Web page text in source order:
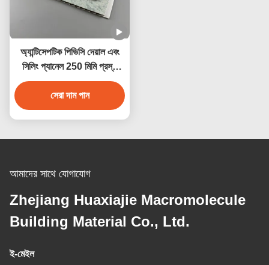
অ্যান্টিসেপটিক পিভিসি দেয়াল এবং
সিলিং প্যানেল 250 মিমি প্রস্থ
জলরোধী অ্যান্টিকোরোসিভ
সেরা দাম পান
আমাদের সাথে যোগাযোগ
Zhejiang Huaxiajie Macromolecule
Building Material Co., Ltd.
ই-মেইল